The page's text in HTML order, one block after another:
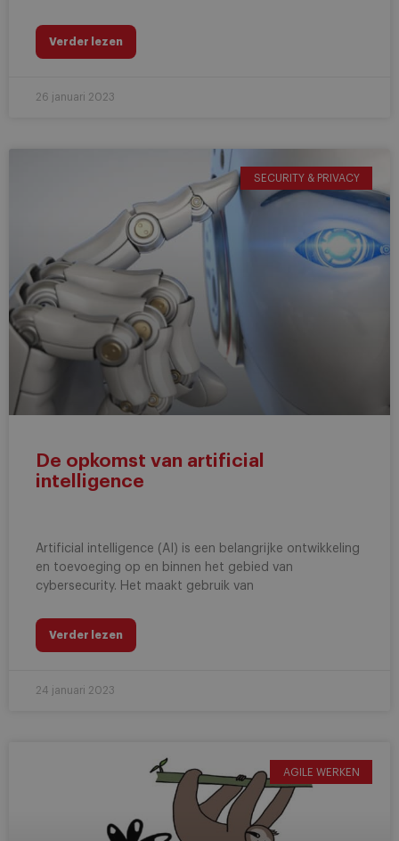
Verder lezen
26 januari 2023
SECURITY & PRIVACY
De opkomst van artificial
intelligence
Artificial intelligence (AI) is een belangrijke ontwikkeling
en toevoeging op en binnen het gebied van
cybersecurity. Het maakt gebruik van
Verder lezen
24 januari 2023
AGILE WERKEN